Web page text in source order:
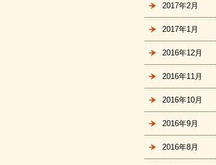
2017年2月
2017年1月
2016年12月
2016年11月
2016年10月
2016年9月
2016年8月